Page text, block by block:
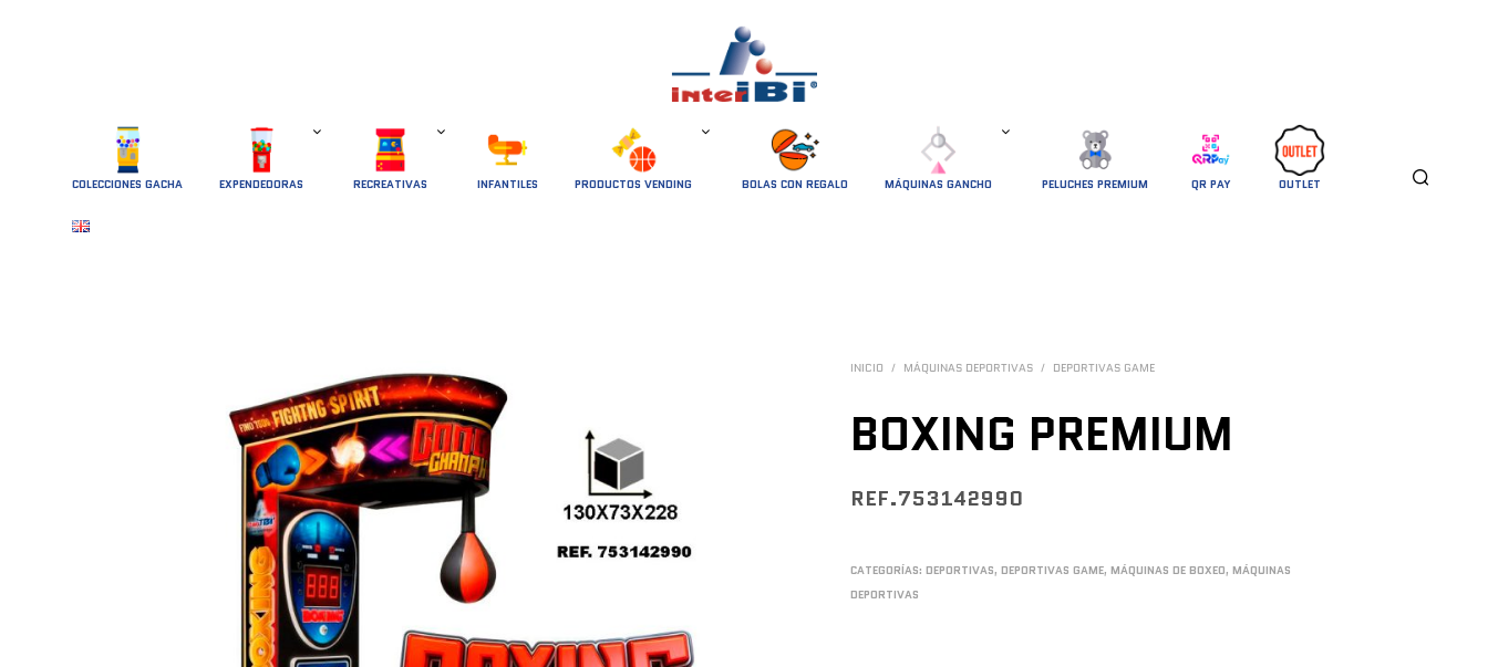
COLECCIONES GACHA EXPENDEDORAS RECREATIVAS INFANTILES PRODUCTOS VENDING BOLAS CON REGALO MÁQUINAS GANCHO PELUCHES PREMIUM QR PAY OUTLET
INICIO / MÁQUINAS DEPORTIVAS / DEPORTIVAS GAME
BOXING PREMIUM
REF.753142990
CATEGORÍAS:DEPORTIVAS,DEPORTIVAS GAME,MÁQUINAS DE BOXEO,MÁQUINAS
DEPORTIVAS